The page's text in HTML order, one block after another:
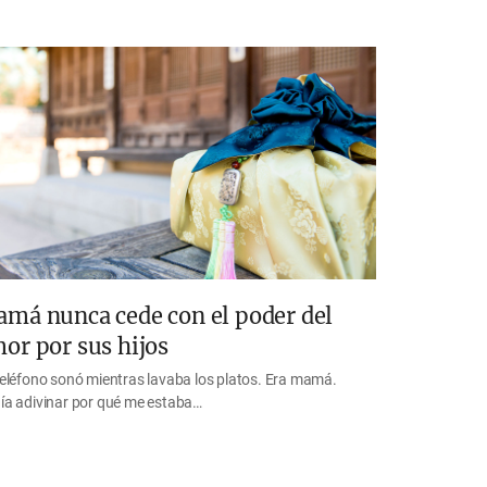
nunca cede con el poder del
por sus hijos
sonó mientras lavaba los platos. Era mamá.
adivinar por qué me estaba…